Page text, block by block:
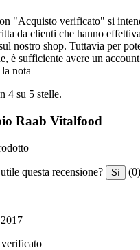
"Acquisto verificato" si
da clienti che hanno
nostro shop. Tuttavia per
è sufficiente avere un
nota
4 su 5 stelle.
Raab Vitalfood
questa recensione? Sì (0)